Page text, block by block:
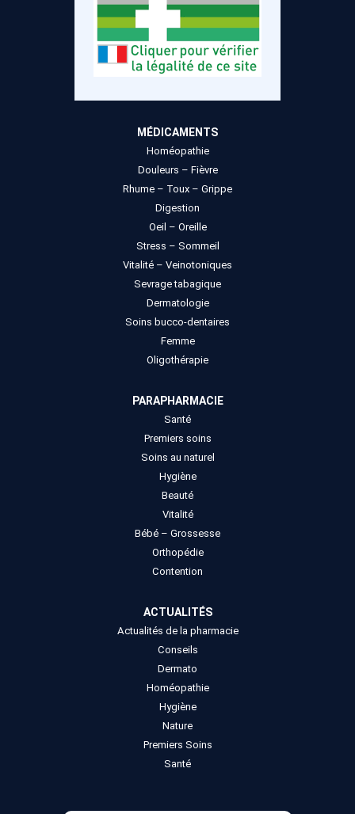
MÉDICAMENTS
Homéopathie
Douleurs – Fièvre
Rhume – Toux – Grippe
Digestion
Oeil – Oreille
Stress – Sommeil
Vitalité – Veinotoniques
Sevrage tabagique
Dermatologie
Soins bucco-dentaires
Femme
Oligothérapie
PARAPHARMACIE
Santé
Premiers soins
Soins au naturel
Hygiène
Beauté
Vitalité
Bébé – Grossesse
Orthopédie
Contention
ACTUALITÉS
Actualités de la pharmacie
Conseils
Dermato
Homéopathie
Hygiène
Nature
Premiers Soins
Santé